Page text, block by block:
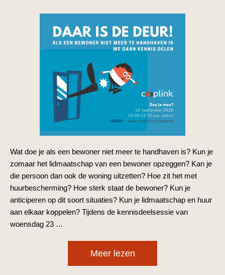
Wat doe je als een bewoner niet meer te handhaven is? Kun je
zomaar het lidmaatschap van een bewoner opzeggen? Kan je
die persoon dan ook de woning uitzetten? Hoe zit het met
huurbescherming? Hoe sterk staat de bewoner? Kun je
anticiperen op dit soort situaties? Kun je lidmaatschap en huur
aan elkaar koppelen? Tijdens de kennisdeelsessie van
woensdag 23 …
Meer lezen